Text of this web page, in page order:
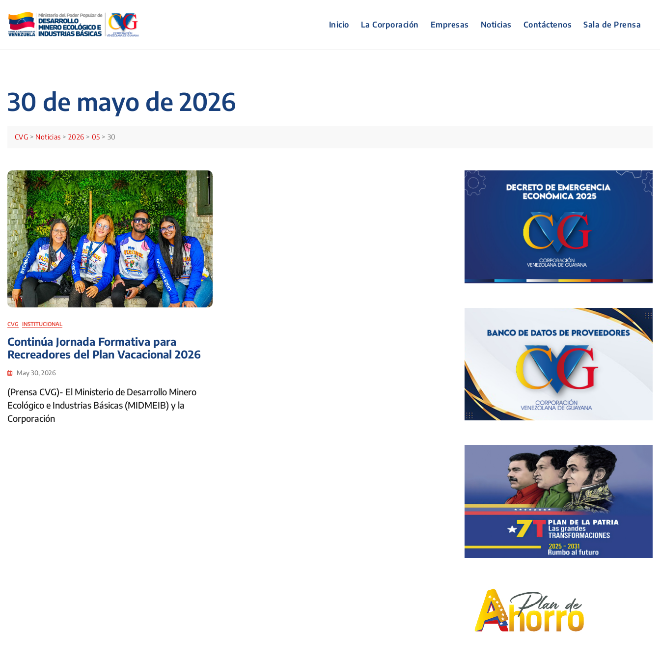
content
Inicio La Corporación Empresas Noticias Contáctenos Sala de Prensa
30 de mayo de 2026
CVG > Noticias > 2026 > 05 > 30
CVG INSTITUCIONAL
Continúa Jornada Formativa para
Recreadores del Plan Vacacional 2026
May 30, 2026
(Prensa CVG)- El Ministerio de Desarrollo Minero
Ecológico e Industrias Básicas (MIDMEIB) y la
Corporación